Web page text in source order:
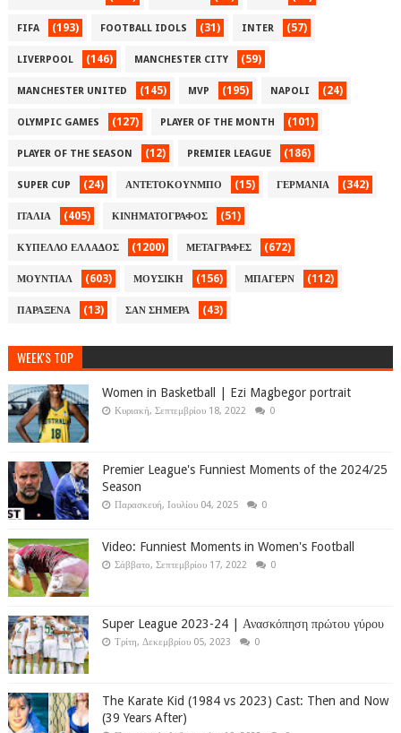
FIFA (193) FOOTBALL IDOLS (31) INTER (57)
LIVERPOOL (146) MANCHESTER CITY (59)
MANCHESTER UNITED (145) MVP (195) NAPOLI (24)
OLYMPIC GAMES (127) PLAYER OF THE MONTH (101)
PLAYER OF THE SEASON (12) PREMIER LEAGUE (186)
SUPER CUP (24) ΑΝΤΕΤΟΚΟΥΝΜΠΟ (15) ΓΕΡΜΑΝΙΑ (342)
ΙΤΑΛΙΑ (405) ΚΙΝΗΜΑΤΟΓΡΑΦΟΣ (51)
ΚΥΠΕΛΛΟ ΕΛΛΑΔΟΣ (1200) ΜΕΤΑΓΡΑΦΕΣ (672)
ΜΟΥΝΤΙΑΛ (603) ΜΟΥΣΙΚΗ (156) ΜΠΑΓΕΡΝ (112)
ΠΑΡΑΞΕΝΑ (13) ΣΑΝ ΣΗΜΕΡΑ (43)
WEEK'S TOP
Women in Basketball | Ezi Magbegor portrait
Κυριακή, Σεπτεμβρίου 18, 2022 0
Premier League's Funniest Moments of the 2024/25
Season
Παρασκευή, Ιουλίου 04, 2025 0
Video: Funniest Moments in Women's Football
Σάββατο, Σεπτεμβρίου 17, 2022 0
Super League 2023-24 | Ανασκόπηση πρώτου γύρου
Τρίτη, Δεκεμβρίου 05, 2023 0
The Karate Kid (1984 vs 2023) Cast: Then and Now
(39 Years After)